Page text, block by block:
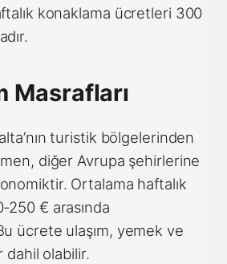
konaklama ücretleri 300
Masrafları
turistik bölgelerinden
diğer Avrupa şehirlerine
Ortalama haftalık
250 € arasında
ücrete ulaşım, yemek ve
dahil olabilir.